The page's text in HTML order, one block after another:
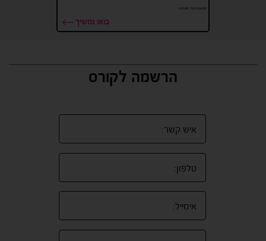
#fullstack #פיתוח
בואו נמשיך
הרשמה לקורס